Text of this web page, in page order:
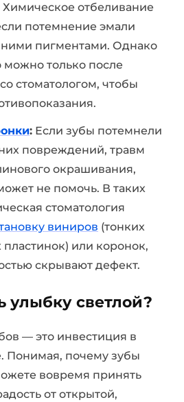
Химическое отбеливание
потемнение эмали
пигментами. Однако
можно только после
стоматологом, чтобы
: Если зубы потемнели
повреждений, травм
окрашивания,
не помочь. В таких
стоматология
виниров (тонких
или коронок,
скрывают дефект.
улыбку светлой?
— это инвестиция в
Понимая, почему зубы
вовремя принять
от открытой,